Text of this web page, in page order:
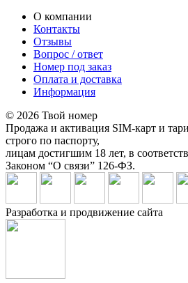
О компании
Контакты
Отзывы
Вопрос / ответ
Номер под заказ
Оплата и доставка
Информация
© 2026 Твой номер
Продажа и активация SIM-карт и
строго по паспорту,
лицам достигшим 18 лет, в
Законом “О связи” 126-ФЗ.
Разработка и продвижение сайта